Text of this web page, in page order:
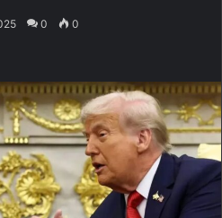
0 0